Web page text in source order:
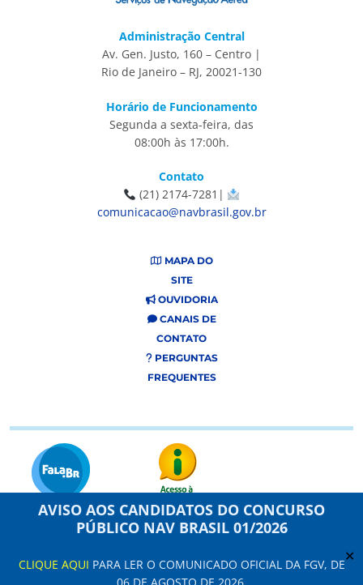
AVISO AOS CANDIDATOS DO CONCURSO
PÚBLICO NAV BRASIL 01/2026
CLIQUE AQUI PARA LER O COMUNICADO OFICIAL DA FGV, DE✕
Administração Central
Av. Gen. Justo, 160 – Centro |
Rio de Janeiro – RJ, 20021-130
Horário de Funcionamento
Segunda a sexta-feira, das
08:00h às 17:00h.
Contato
(21) 2174-7281|
comunicacao@navbrasil.gov.br
MAPA DO
SITE
OUVIDORIA
CANAIS DE
CONTATO
PERGUNTAS
FREQUENTES
Este site usa cookies e dados pessoais de acordo com os nossos Termos de
Configuração de Cookies